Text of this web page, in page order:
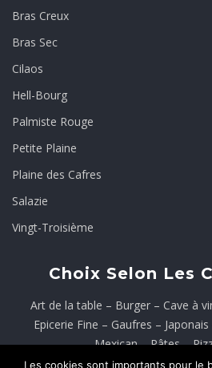
Bras Creux
Bras Sec
Cilaos
Hell-Bourg
Palmiste Rouge
Petite Plaine
Plaine des Cafres
Salazie
Vingt-Troisième
Choix Selon Les
Art de la table – Burger – Cave à
Epicerie Fine – Gaufres – Japonais
Mexican–Pâtes–
Les cookies sont importants pour le